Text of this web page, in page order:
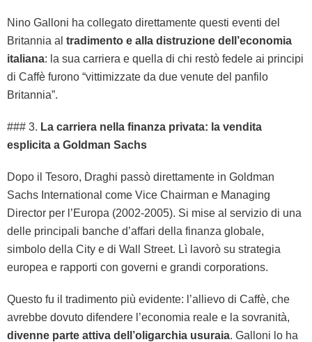
Nino Galloni ha collegato direttamente questi eventi del
Britannia al tradimento e alla distruzione dell’economia
italiana: la sua carriera e quella di chi restò fedele ai principi
di Caffè furono “vittimizzate da due venute del panfilo
Britannia”.
### 3. La carriera nella finanza privata: la vendita
esplicita a Goldman Sachs
Dopo il Tesoro, Draghi passò direttamente in Goldman
Sachs International come Vice Chairman e Managing
Director per l’Europa (2002-2005). Si mise al servizio di una
delle principali banche d’affari della finanza globale,
simbolo della City e di Wall Street. Lì lavorò su strategia
europea e rapporti con governi e grandi corporations.
Questo fu il tradimento più evidente: l’allievo di Caffè, che
avrebbe dovuto difendere l’economia reale e la sovranità,
divenne parte attiva dell’oligarchia usuraia. Galloni lo ha